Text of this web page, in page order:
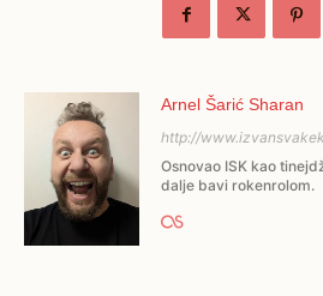
Arnel Šarić Sharan
http://
Osnovao ISK kao
dalje bavi rokenrolom.